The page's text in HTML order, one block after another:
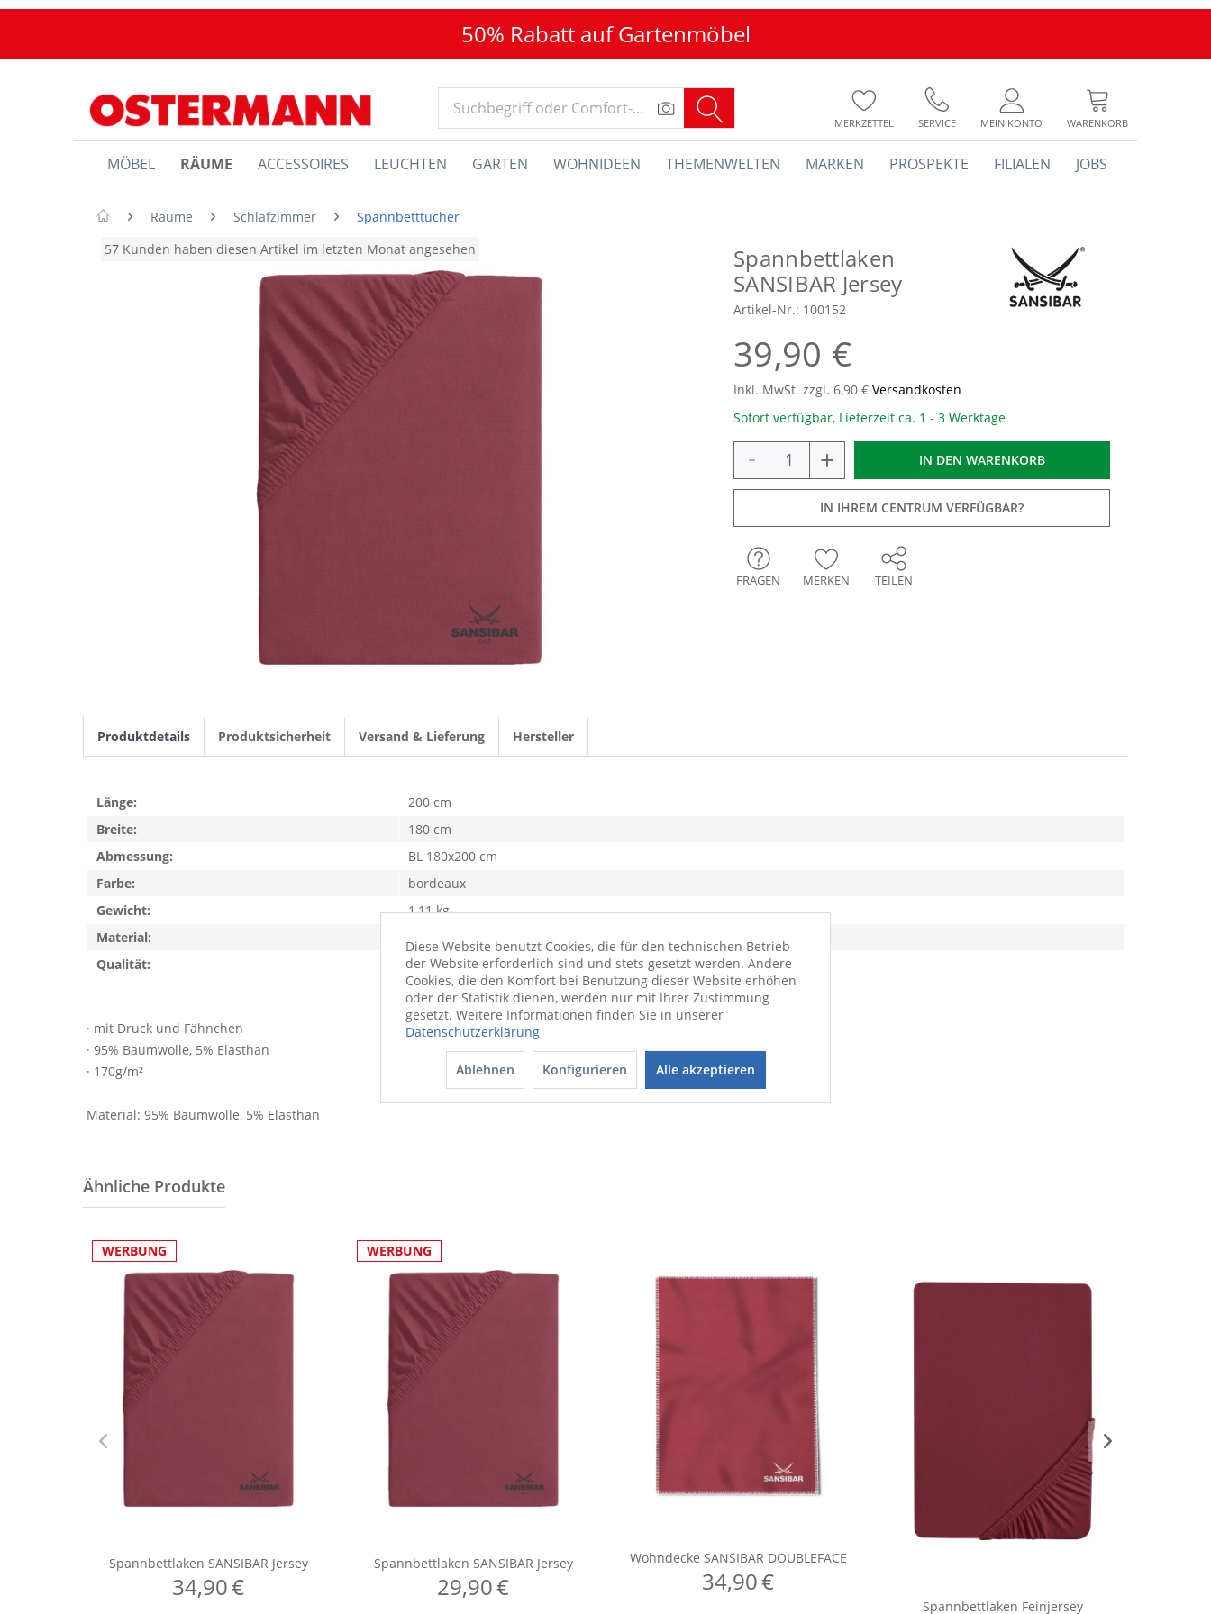
50% Rabatt auf Gartenmöbel
MERKZETTEL SERVICE MEIN KONTO WARENKORB
MÖBEL RÄUME ACCESSOIRES LEUCHTEN GARTEN WOHNIDEEN THEMENWELTEN MARKEN PROSPEKTE FILIALEN JOBS
Räume Schlafzimmer
Spannbetttücher
57 Kunden haben diesen Artikel im letzten Monat angesehen
Spannbettlaken
SANSIBAR Jersey
Artikel-Nr.: 100152
39,90 €
Inkl. MwSt. zzgl. 6,90 € Versandkosten
Sofort verfügbar, Lieferzeit ca. 1 - 3 Werktage
- + IN DEN WARENKORB
IN IHREM CENTRUM VERFÜGBAR?
FRAGEN MERKEN TEILEN
Produktdetails Produktsicherheit Versand & Lieferung Hersteller
· mit Druck und Fähnchen
· 95% Baumwolle, 5% Elasthan
· 170g/m²
Material: 95% Baumwolle, 5% Elasthan
Länge:
200 cm
Breite:
180 cm
Abmessung:
BL 180x200 cm
Farbe:
bordeaux
Gewicht:
1,11 kg
Material:
Mischgewebe
Qualität:
Jersey
Diese Website benutzt Cookies, die für den technischen Betrieb
der Website erforderlich sind und stets gesetzt werden. Andere
Cookies, die den Komfort bei Benutzung dieser Website erhöhen
oder der Statistik dienen, werden nur mit Ihrer Zustimmung
gesetzt. Weitere Informationen finden Sie in unserer
Datenschutzerklärung
Ablehnen Konfigurieren Alle akzeptieren